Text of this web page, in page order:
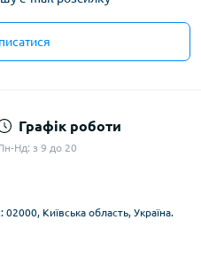
Графік роботи
Нд: з 9 до 20
Київська область, Україна.